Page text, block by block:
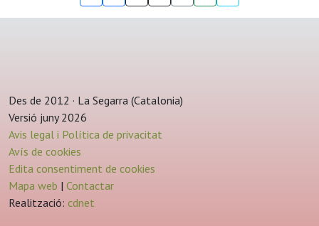
Des de 2012 · La Segarra (Catalonia)
Versió juny 2026
Avis legal i Política de privacitat
Avís de cookies
Edita consentiment de cookies
Mapa web | Contactar
Realització: cdnet